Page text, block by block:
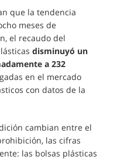
que la tendencia
meses de
el recaudo del
disminuyó un
a 232
en el mercado
con datos de la
cambian entre el
las cifras
las bolsas plásticas